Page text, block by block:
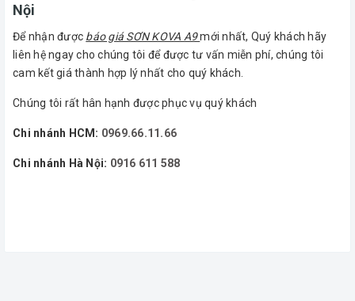
Nội
Để nhận được báo giá SƠN KOVA A9mới nhất, Quý khách hãy
liên hệ ngay cho chúng tôi để được tư vấn miễn phí, chúng tôi
cam kết giá thành hợp lý nhất cho quý khách.
Chúng tôi rất hân hạnh được phục vụ quý khách
Chi nhánh HCM: 0969.66.11.66
Chi nhánh Hà Nội: 0916 611 588